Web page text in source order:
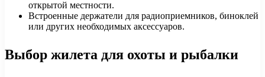
открытой местности.
Встроенные держатели для радиоприемников, биноклей
или других необходимых аксессуаров.
Выбор жилета для охоты и рыбалки